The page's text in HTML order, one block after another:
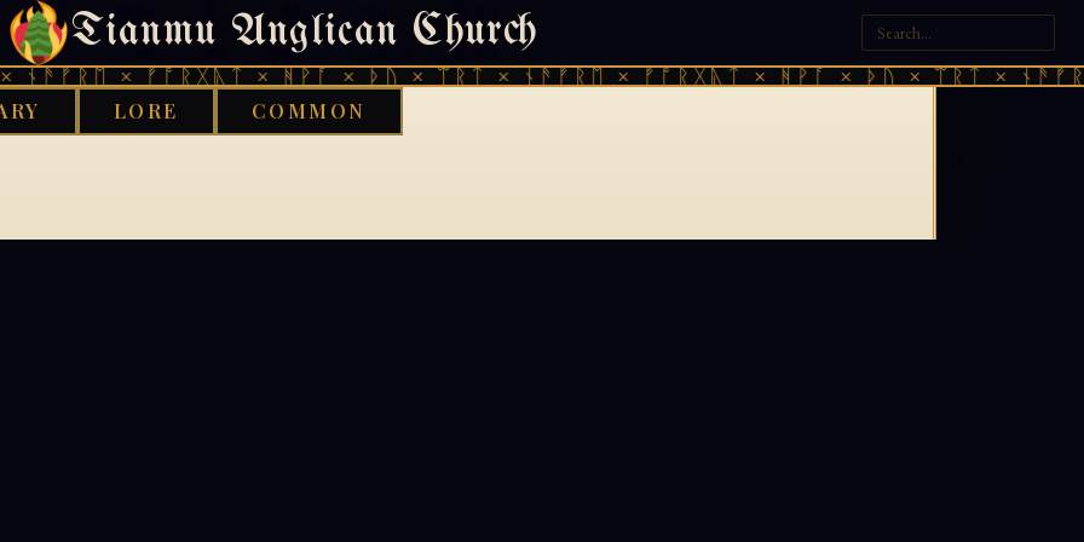
Tianmu Anglican Church
× ᚠᚩᚱᚷᚣᛏ × ᚻᚹᚪ × ᚦᚢ × ᛠᚱᛏ × ᚾᚫᚠᚱᛖ × ᚠᚩᚱᚷᚣᛏ × ᚻᚹᚪ × ᚦᚢ × ᛠᚱᛏ ×
LORE COMMON
404